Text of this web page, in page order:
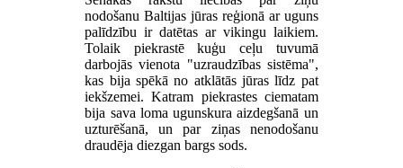
nodošanu Baltijas jūras reģionā ar uguns
palīdzību ir datētas ar vikingu laikiem.
Tolaik piekrastē kuģu ceļu tuvumā
darbojās vienota "uzraudzības sistēma",
kas bija spēkā no atklātās jūras līdz pat
iekšzemei. Katram piekrastes ciematam
bija sava loma ugunskura aizdegšanā un
uzturēšanā, un par ziņas nenodošanu
draudēja diezgan bargs sods.